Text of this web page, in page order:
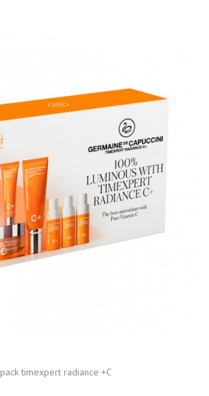
pack timexpert radiance +C